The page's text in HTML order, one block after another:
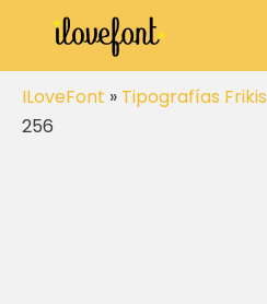
Saltar
contenido
ILoveFont » Tipografías Frikis
256